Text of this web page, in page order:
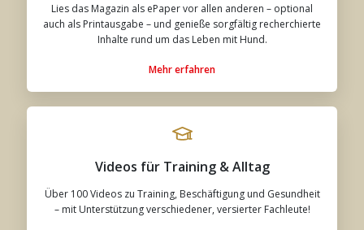
Lies das Magazin als ePaper vor allen anderen – optional
auch als Printausgabe – und genieße sorgfältig recherchierte
Inhalte rund um das Leben mit Hund.
Mehr erfahren
Videos für Training & Alltag
Über 100 Videos zu Training, Beschäftigung und Gesundheit
– mit Unterstützung verschiedener, versierter Fachleute!